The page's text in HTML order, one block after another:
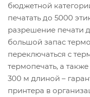
бюджетной
печатать до 5000
разрешение печати
большой запас
переключаться с
термопечать, а
300 м длиной –
принтера в